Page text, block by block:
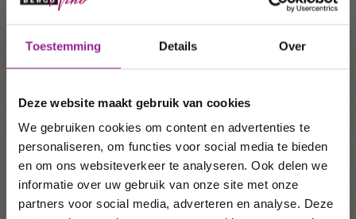
Toestemming Details Over
Deze website maakt gebruik van cookies
We gebruiken cookies om content en advertenties te
personaliseren, om functies voor social media te bieden
en om ons websiteverkeer te analyseren. Ook delen we
informatie over uw gebruik van onze site met onze
partners voor social media, adverteren en analyse. Deze
Een veel voorkomende vorm van wijnbouw. Voorop
staat dat de wijnboer een werkwijze hanteert die
goed is voor het milieu, mens en dier. Dus waar
mogelijk werkt de wijnmakerbiologisch. Het grote
verschil met biologisch is dat deze vorm van
wijnbouw niet als zodanig is gecertificeerd omdat
de wijnboer zich het recht voorhoudt om met
Ontvang 10%
korting op uw
volgende
order!
Wij houden u graag op de
hoogte van onze acties,
wijnhuizen en uw